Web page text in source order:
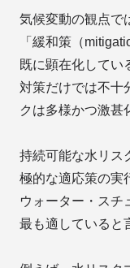
気候変動の観点で
「緩和策（
既に顕在化してい
対策だけでは不十
クは多様かつ激甚
持続可能な水リス
極的な適応策の実
ウォーター・スチ
最も適していると